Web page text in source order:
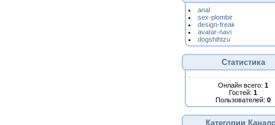
anal
sex-plombir
design-freak
avatar-navi
dogshihtzu
Статистика
Онлайн всего: 1
Гостей: 1
Пользователей: 0
Категории